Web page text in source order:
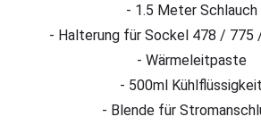
- 1.5 Meter Schlauch
- Halterung für Sockel 478 / 775
- Wärmeleitpaste
- 500ml Kühlflüssigkeit
- Blende für